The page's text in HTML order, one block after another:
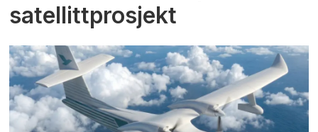
satellittprosjekt